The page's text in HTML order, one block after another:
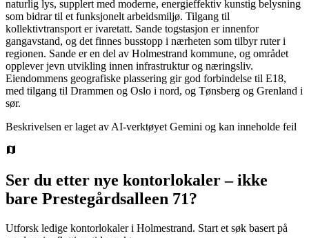
naturlig lys, supplert med moderne, energieffektiv kunstig belysning
som bidrar til et funksjonelt arbeidsmiljø. Tilgang til
kollektivtransport er ivaretatt. Sande togstasjon er innenfor
gangavstand, og det finnes busstopp i nærheten som tilbyr ruter i
regionen. Sande er en del av Holmestrand kommune, og området
opplever jevn utvikling innen infrastruktur og næringsliv.
Eiendommens geografiske plassering gir god forbindelse til E18,
med tilgang til Drammen og Oslo i nord, og Tønsberg og Grenland i
sør.
Beskrivelsen er laget av AI-verktøyet Gemini og kan inneholde feil
Ser du etter nye kontorlokaler – ikke
bare Prestegårdsalleen 71?
Utforsk ledige kontorlokaler i Holmestrand. Start et søk basert på